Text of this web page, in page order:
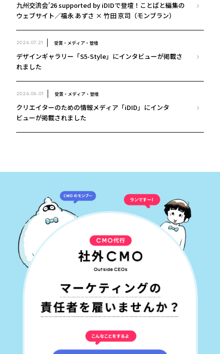
九州交流会’26 supported by iDIDで登壇！ことばと編集の
ウェブサイト／福永 あずさ × 竹田 京司（モンブラン）
2026.07.21 受賞・メディア・登壇
デザインギャラリー「S5-Style」にインタビューが掲載さ
れました
2026.06.01 受賞・メディア・登壇
クリエイターのための情報メディア「iDID」にインタ
ビューが掲載されました